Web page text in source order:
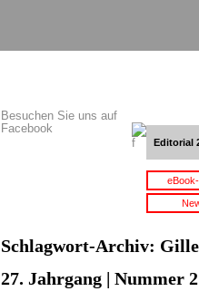
Besuchen Sie uns auf
Facebook
Editorial
Schlagwort-Archiv:
27. Jahrgang | Nummer